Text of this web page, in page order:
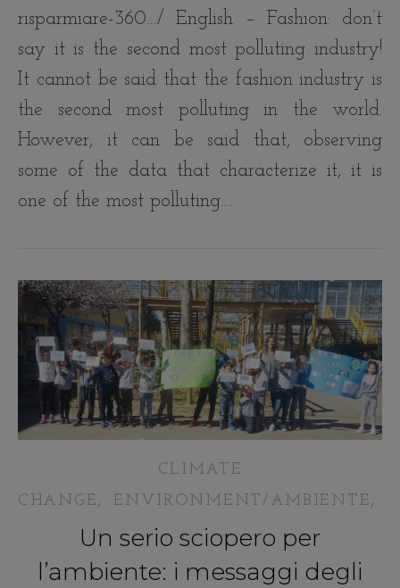
risparmiare-360…/ English – Fashion: don’t
say it is the second most polluting industry!
It cannot be said that the fashion industry is
the second most polluting in the world.
However, it can be said that, observing
some of the data that characterize it, it is
one of the most polluting.…
CLIMATE
CHANGE, ENVIRONMENT/AMBIENTE,
Un serio sciopero per
l’ambiente: i messaggi degli